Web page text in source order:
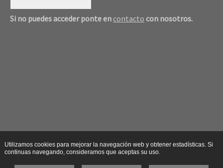
Si no puedes acceder ponte en contacto con nosotros.
Utilizamos cookies para mejorar la navegación web y obtener estadísticas. Si
continuas navegando, consideramos que aceptas su uso.